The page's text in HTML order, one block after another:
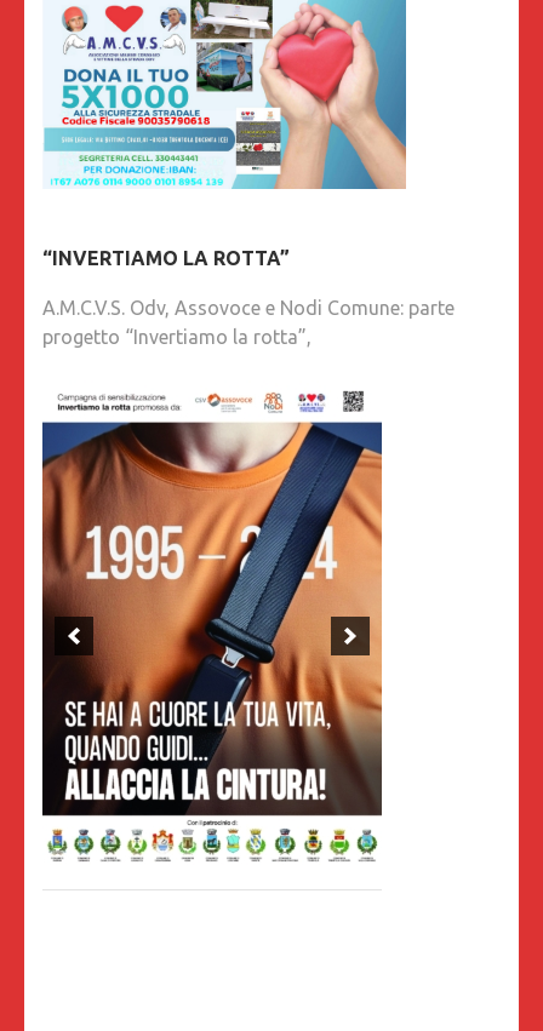
“INVERTIAMO LA ROTTA”
A.M.C.V.S. Odv, Assovoce e Nodi Comune: parte
progetto “Invertiamo la rotta”,